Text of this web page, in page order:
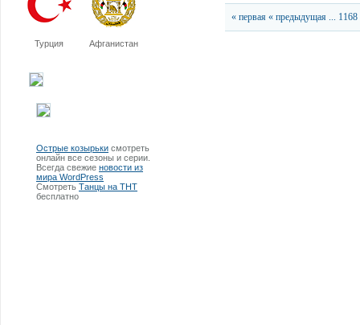
Турция Афганистан
Острые козырьки смотреть
онлайн все сезоны и серии.
Всегда свежие новости из
мира WordPress
Смотреть Танцы на ТНТ
бесплатно
« первая « предыдущая ... 1168